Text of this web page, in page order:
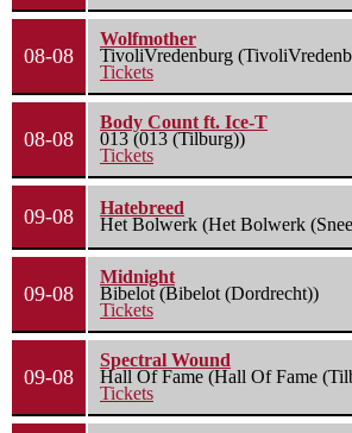
08-08
Wolfmother
TivoliVredenburg
Tickets
08-08
Body Count ft. Ice-T
013 (013 (Tilburg))
Tickets
09-08
Hatebreed
Het Bolwerk (Het Bolwerk
09-08
Midnight
Bibelot (Bibelot (Dordrecht))
Tickets
09-08
Spectral Wound
Hall Of Fame (Hall Of Fame
Tickets